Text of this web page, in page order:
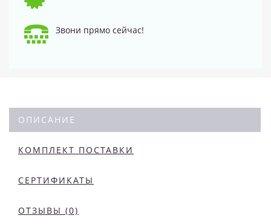
Звони прямо сейчас!
ОПИСАНИЕ
КОМПЛЕКТ ПОСТАВКИ
СЕРТИФИКАТЫ
ОТЗЫВЫ (0)